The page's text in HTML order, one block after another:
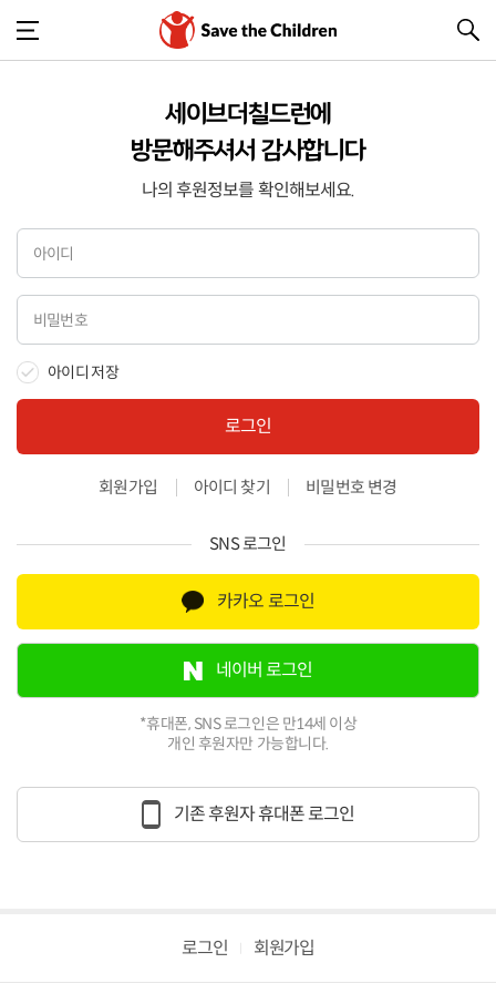
세이브더칠드런에
방문해주셔서 감사합니다
나의 후원정보를 확인해보세요.
아이디 저장
로그인
회원가입 아이디 찾기 비밀번호 변경
SNS 로그인
카카오 로그인
네이버 로그인
*휴대폰, SNS 로그인은 만14세 이상
개인 후원자만 가능합니다.
기존 후원자 휴대폰 로그인
로그인 회원가입